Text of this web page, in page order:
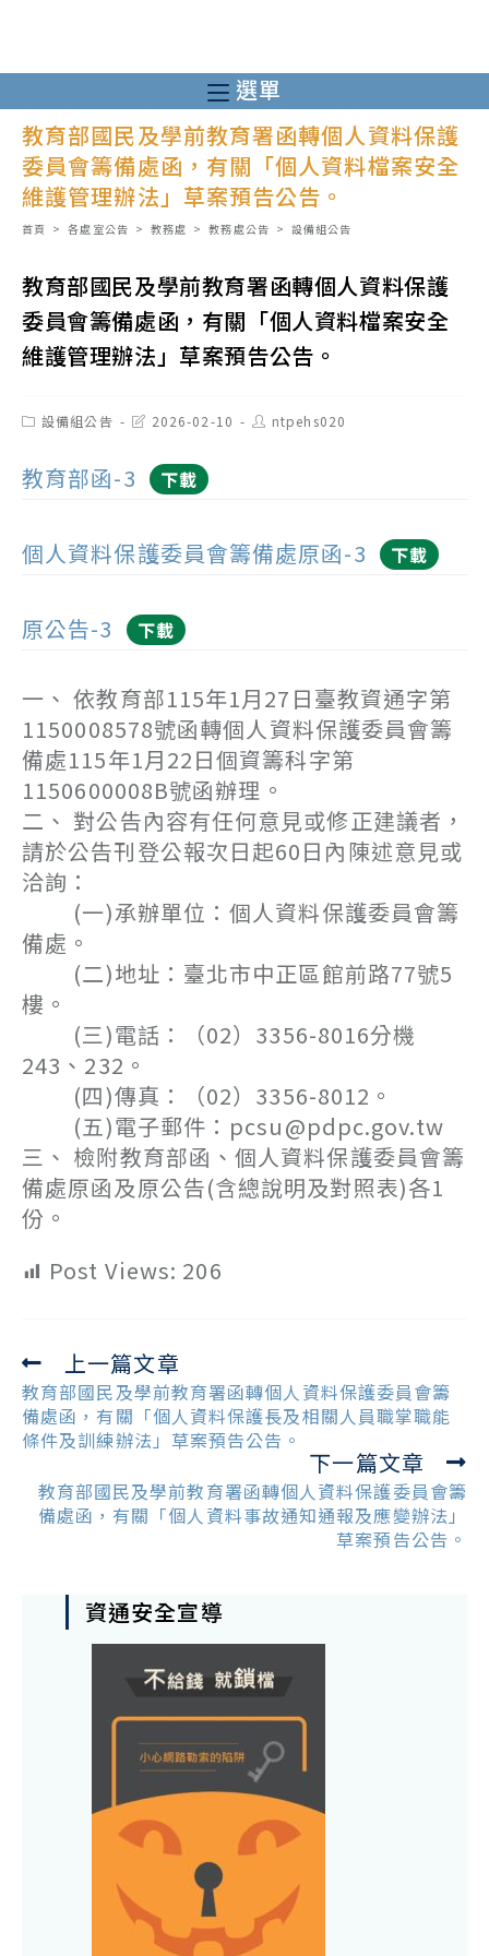
至
主
要
容
選單
教育部國民及學前教育署函轉個人資料保護
委員會籌備處函，有關「個人資料檔案安全
維護管理辦法」草案預告公告。
首頁 > 各處室公告 > 教務處 > 教務處公告 > 設備組公告
教育部國民及學前教育署函轉個人資料保護
委員會籌備處函，有關「個人資料檔案安全
維護管理辦法」草案預告公告。
Post設備組公告
Post2026-02-10
Post
author:
ntpehs020
教育部函-3 下載
個人資料保護委員會籌備處原函-3 下載
原公告-3 下載
一、 依教育部115年1月27日臺教資通字第
1150008578號函轉個人資料保護委員會籌
備處115年1月22日個資籌科字第
1150600008B號函辦理。
二、 對公告內容有任何意見或修正建議者，
請於公告刊登公報次日起60日內陳述意見或
洽詢：
(一)承辦單位：個人資料保護委員會籌
備處。
(二)地址：臺北市中正區館前路77號5
樓。
(三)電話：（02）3356-8016分機
243、232。
(四)傳真：（02）3356-8012。
(五)電子郵件：pcsu@pdpc.gov.tw
三、 檢附教育部函、個人資料保護委員會籌
備處原函及原公告(含總說明及對照表)各1
份。
Post Views: 206
Read
more
articles
上一篇文章
教育部國民及學前教育署函轉個人資料保護委員會籌
備處函，有關「個人資料保護長及相關人員職掌職能
條件及訓練辦法」草案預告公告。
下一篇文章
教育部國民及學前教育署函轉個人資料保護委員會籌
備處函，有關「個人資料事故通知通報及應變辦法」
草案預告公告。
資通安全宣導